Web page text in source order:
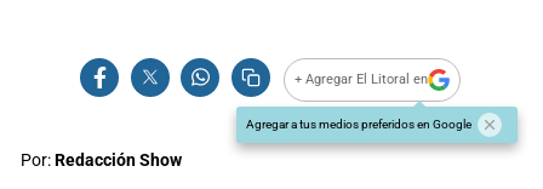
+ Agregar El Litoral en
Agregar a tus medios preferidos en Google
Por:Redacción Show